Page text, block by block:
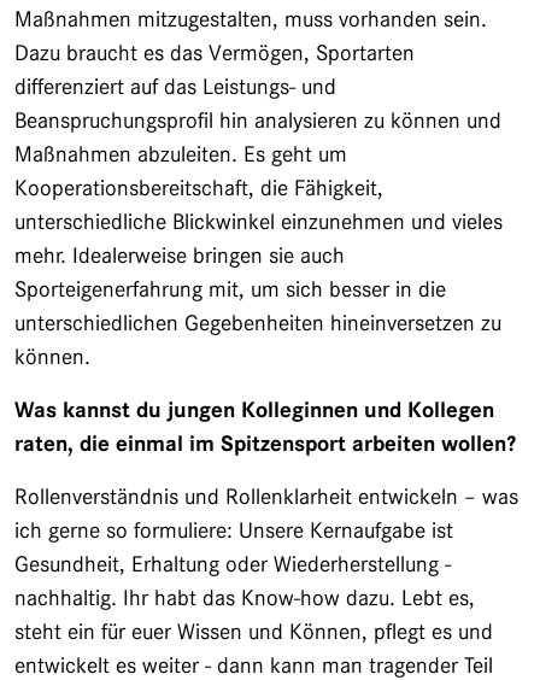
Maßnahmen mitzugestalten, muss vorhanden sein.
Dazu braucht es das Vermögen, Sportarten
differenziert auf das Leistungs- und
Beanspruchungsprofil hin analysieren zu können und
Maßnahmen abzuleiten. Es geht um
Kooperationsbereitschaft, die Fähigkeit,
unterschiedliche Blickwinkel einzunehmen und vieles
mehr. Idealerweise bringen sie auch
Sporteigenerfahrung mit, um sich besser in die
unterschiedlichen Gegebenheiten hineinversetzen zu
können.
Was kannst du jungen Kolleginnen und Kollegen
raten, die einmal im Spitzensport arbeiten wollen?
Rollenverständnis und Rollenklarheit entwickeln – was
ich gerne so formuliere: Unsere Kernaufgabe ist
Gesundheit, Erhaltung oder Wiederherstellung -
nachhaltig. Ihr habt das Know-how dazu. Lebt es,
steht ein für euer Wissen und Können, pflegt es und
entwickelt es weiter - dann kann man tragender Teil